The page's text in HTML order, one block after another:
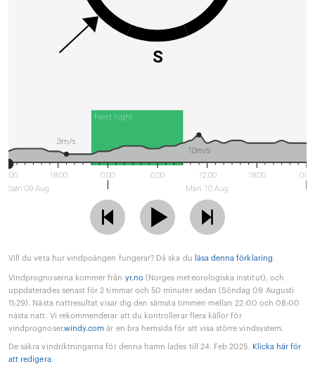
S
Next night
Søn 09 Aug
18:00 0:00 6:00
12:00
Man 10 Aug
18:00 0:00
10m/s
3m/s
Vill du veta hur vindpoängen fungerar? Då ska du läsa denna förklaring.
Vindprognoserna kommer från yr.no (Norges meteorologiska institut), och
uppdaterades senast för 2 timmar och 50 minuter sedan (Söndag 09 Augusti
11:29). Nästa nattresultat visar dig den sämsta timmen mellan 22:00 och 08:00
nästa natt. Vi rekommenderar att du kontrollerar flera källor för
vindprognoser.windy.com är en bra hemsida för att visa större vindsystem.
De säkra vindriktningarna för denna hamn lades till 24. Feb 2025. Klicka här för
att redigera.